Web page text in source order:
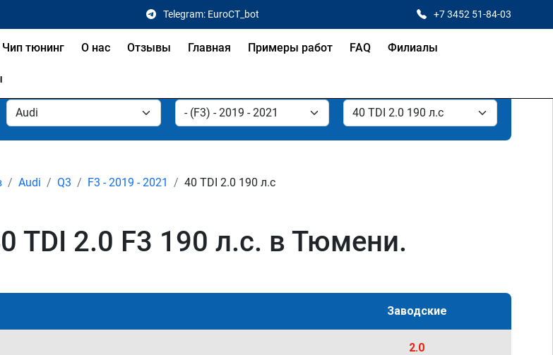
Telegram: EuroCT_bot +7 3452 51-84-03
Чип тюнинг О нас Отзывы Главная Примеры работ FAQ Филиалы
Audi Q3 F3 - 2019 - 2021 40 TDI 2.0 190 л.с
TDI 2.0 F3 190 л.с. в Тюмени.
Заводские
2.0